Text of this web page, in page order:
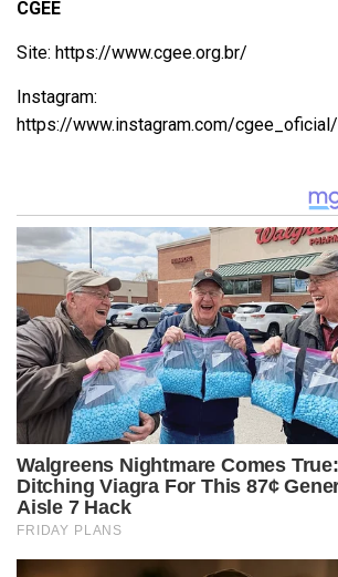
CGEE
Site: https://www.cgee.org.br/
Instagram:
https://www.instagram.com/cgee_oficial/